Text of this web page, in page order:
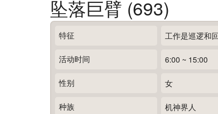
乐园数据管理室
坠落巨臂 (693)
特征 工作是巡逻和
活动时间 6:00 ~ 15:00
性别 女
种族 机神界人